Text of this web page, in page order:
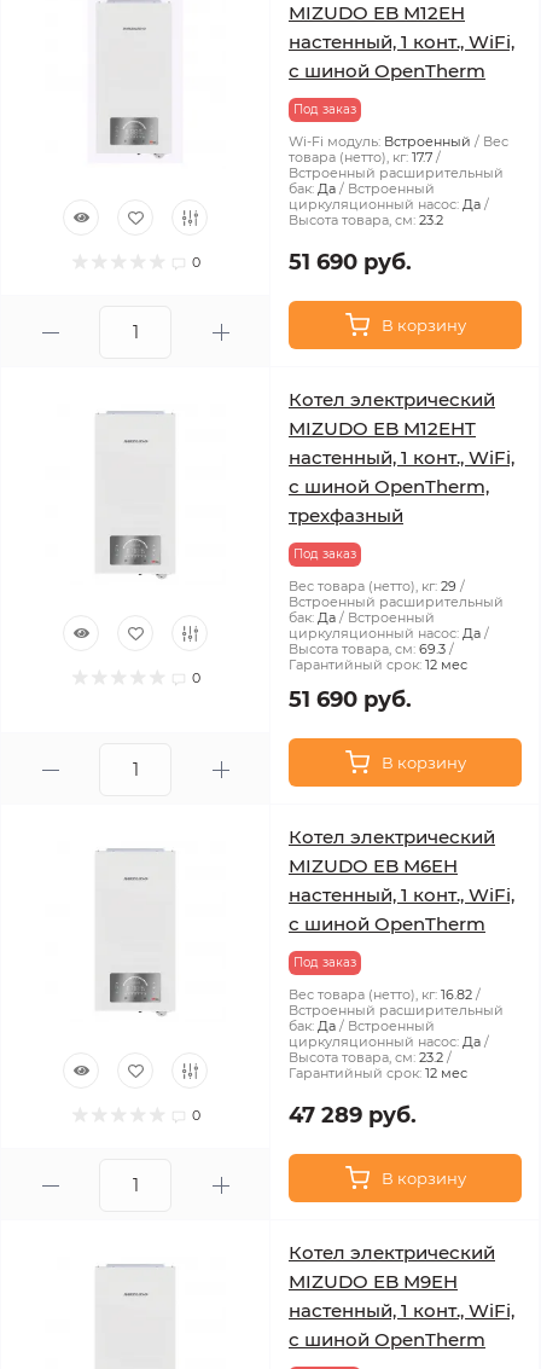
0
MIZUDO EB M12EH
настенный, 1 конт., WiFi,
с шиной OpenTherm
Под заказ
Wi-Fi модуль: Встроенный
Вес
товара (нетто), кг: 17.7
Встроенный расширительный
бак: Да
Встроенный
циркуляционный насос: Да
Высота товара, см: 23.2
51 690 руб.
В корзину
0
Котел электрический
MIZUDO EB M12EHT
настенный, 1 конт., WiFi,
с шиной OpenTherm,
трехфазный
Под заказ
Вес товара (нетто), кг: 29
Встроенный расширительный
бак: Да
Встроенный
циркуляционный насос: Да
Высота товара, см: 69.3
Гарантийный срок: 12 мес
51 690 руб.
В корзину
0
Котел электрический
MIZUDO EB M6EH
настенный, 1 конт., WiFi,
с шиной OpenTherm
Под заказ
Вес товара (нетто), кг: 16.82
Встроенный расширительный
бак: Да
Встроенный
циркуляционный насос: Да
Высота товара, см: 23.2
Гарантийный срок: 12 мес
47 289 руб.
В корзину
Котел электрический
MIZUDO EB M9EH
настенный, 1 конт., WiFi,
с шиной OpenTherm